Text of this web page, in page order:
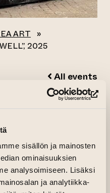
sisällön ja mainosten
ominaisuuksien
analysoimiseen. Lisäksi
ja analytiikka-
ART »
2025
All events
08.00—23.00
Wall until 13.7.